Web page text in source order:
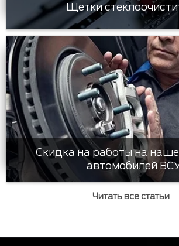
Щетки
Скидка на работы на
автомобилей
Читать все статьи